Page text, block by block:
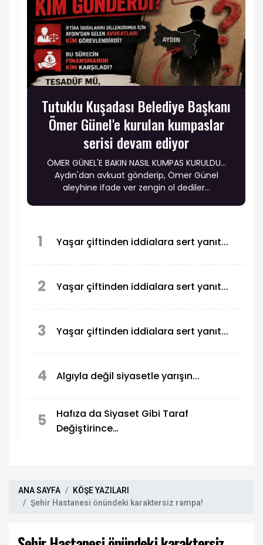
Tutuklu Kuşadası Belediye Başkanı
Ömer Günel'e kurulan kumpaslar
serisi devam ediyor
ÖMER GÜNEL'E BAKIN NASIL KUMPAS KURULDU…
Aydın'dan avkuat gönderip, Ömer Günel
aleyhine ifade ver zengin ol dediler...
1 Yaşar çiftinden iddialara sert yanıt...
2 Yaşar çiftinden iddialara sert yanıt...
3 Yaşar çiftinden iddialara sert yanıt...
4 Algıyla değil siyasetle yarışın...
5
Hafıza da Siyaset Gibi Taraf
Değiştirince…
ANA SAYFA
KÖŞE YAZILARI
Şehir Hastanesi önündeki karaktersiz rampa!